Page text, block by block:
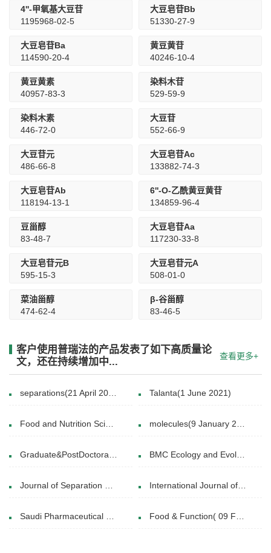
4''-甲氧基大豆苷
1195968-02-5
大豆皂苷Bb
51330-27-9
大豆皂苷Ba
114590-20-4
黄豆黄苷
40246-10-4
黄豆黄素
40957-83-3
染料木苷
529-59-9
染料木素
446-72-0
大豆苷
552-66-9
大豆苷元
486-66-8
大豆皂苷Ac
133882-74-3
大豆皂苷Ab
118194-13-1
6''-O-乙酰黄豆黄苷
134859-96-4
豆甾醇
83-48-7
大豆皂苷Aa
117230-33-8
大豆皂苷元B
595-15-3
大豆皂苷元A
508-01-0
菜油甾醇
474-62-4
β-谷甾醇
83-46-5
客户使用普瑞法的产品发表了如下高质量论
文，还在持续增加中...
查看更多+
separations(21 April 2020) Talanta(1 June 2021)
Food and Nutrition Sciences(2012) molecules(9 January 2021)
Graduate&PostDoctoralStudies(7-22-2021) BMC Ecology and Evolution(03 July 2021)
Journal of Separation Science(12 May 2017) International Journal of Food Science(29 December 2014)
Saudi Pharmaceutical Journal(17 February 2020) Food & Function( 09 Feb 2021)